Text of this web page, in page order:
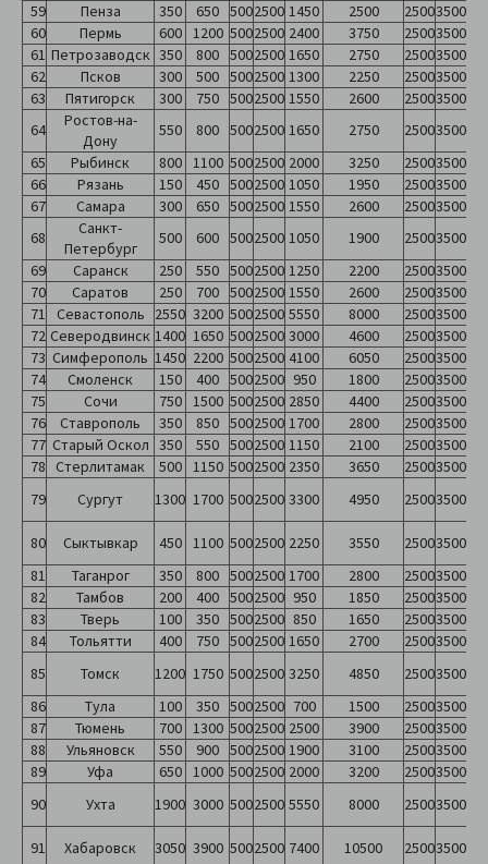
59
Пенза 350 650 5002500 1450 2500 25003500
60
Пермь 600 1200 5002500 2400 3750 25003500
61 Петрозаводск 350 800 5002500 1650 2750 25003500
62
Псков 300 500 5002500 1300 2250 25003500
63
Пятигорск 300 750 5002500 1550 2600 25003500
64
Ростов-на-
Дону
550 800 5002500 1650 2750 25003500
65
Рыбинск 800 1100 5002500 2000 3250 25003500
66
Рязань 150 450 5002500 1050 1950 25003500
67
Самара 300 650 5002500 1550 2600 25003500
68
Санкт-
Петербург
500 600 5002500 1050 1900 25003500
69
Саранск 250 550 5002500 1250 2200 25003500
70
Саратов 250 700 5002500 1550 2600 25003500
71
Севастополь 2550 3200 5002500 5550 8000 25003500
72 Северодвинск 1400 1650 5002500 3000 4600 25003500
73 Симферополь 1450 2200 5002500 4100 6050 25003500
74
Смоленск 150 400 5002500 950 1800 25003500
75
Сочи 750 1500 5002500 2850 4400 25003500
76
Ставрополь 350 850 5002500 1700 2800 25003500
77 Старый Оскол 350 550 5002500 1150 2100 25003500
78 Стерлитамак 500 1150 5002500 2350 3650 25003500
79
Сургут 1300 1700 5002500 3300 4950 25003500
80 Сыктывкар 450 1100 5002500 2250 3550 25003500
81
Таганрог 350 800 5002500 1700 2800 25003500
82
Тамбов 200 400 5002500 950 1850 25003500
83
Тверь 100 350 5002500 850 1650 25003500
84
Тольятти 400 750 5002500 1650 2700 25003500
85
Томск 1200 1750 5002500 3250 4850 25003500
86
Тула 100 350 5002500 700 1500 25003500
87
Тюмень 700 1300 5002500 2500 3900 25003500
88
Ульяновск 550 900 5002500 1900 3100 25003500
89
Уфа 650 1000 5002500 2000 3200 25003500
90
Ухта 1900 3000 5002500 5550 8000 25003500
91 Хабаровск 3050 3900 5002500 7400 10500 25003500